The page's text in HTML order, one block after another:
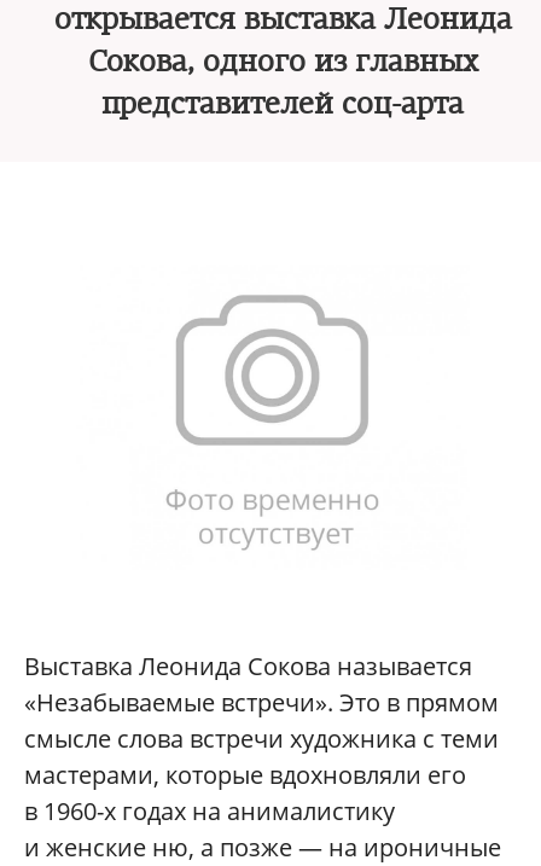
открывается выставка Леонида
Сокова, одного из главных
представителей соц-арта
Выставка Леонида Сокова называется
«Незабываемые встречи». Это в прямом
смысле слова встречи художника с теми
мастерами, которые вдохновляли его
в 1960-х годах на анималистику
и женские ню, а позже — на ироничные